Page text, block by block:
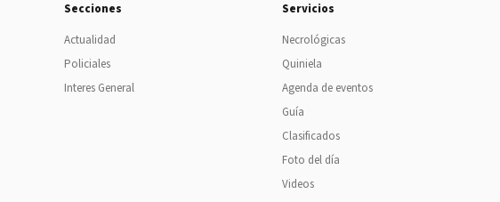
Secciones
Actualidad
Policiales
Interes General
Servicios
Necrológicas
Quiniela
Agenda de eventos
Guía
Clasificados
Foto del día
Videos